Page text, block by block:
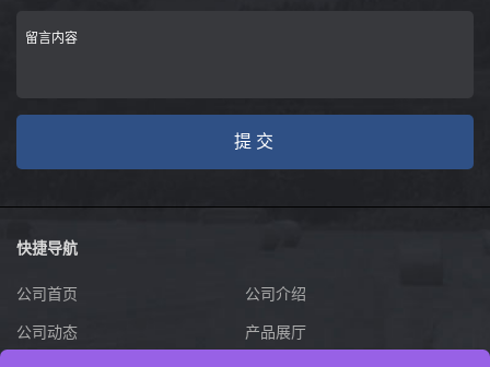
快捷导航
公司首页 公司介绍
公司动态 产品展厅